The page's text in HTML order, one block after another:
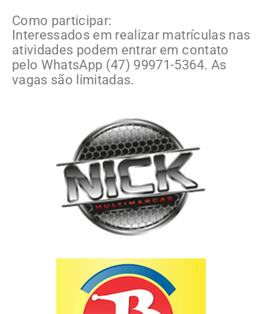
Como participar:
Interessados em realizar matrículas nas
atividades podem entrar em contato
pelo WhatsApp (47) 99971-5364. As
vagas são limitadas.